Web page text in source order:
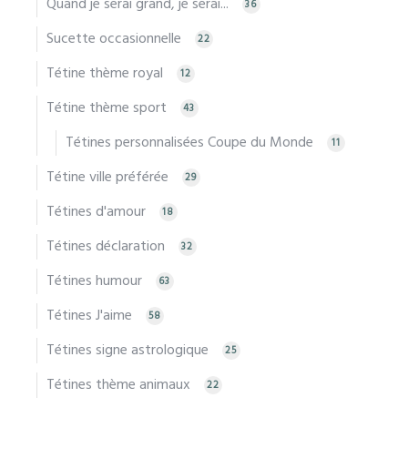
36
Sucette occasionnelle 22
Tétine thème royal 12
Tétine thème sport 43
Tétines personnalisées Coupe du Monde 11
Tétine ville préférée 29
Tétines d'amour 18
Tétines déclaration 32
Tétines humour 63
Tétines J'aime 58
Tétines signe astrologique 25
Tétines thème animaux 22